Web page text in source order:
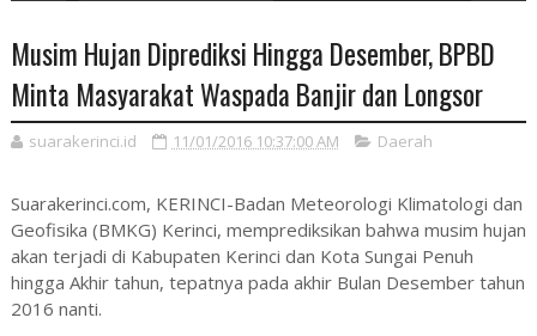
Musim Hujan Diprediksi Hingga Desember, BPBD
Minta Masyarakat Waspada Banjir dan Longsor
suarakerinci.id 11/01/2016 10:37:00 AM Daerah
Suarakerinci.com, KERINCI-Badan Meteorologi Klimatologi dan
Geofisika (BMKG) Kerinci, memprediksikan bahwa musim hujan
akan terjadi di Kabupaten Kerinci dan Kota Sungai Penuh
hingga Akhir tahun, tepatnya pada akhir Bulan Desember tahun
2016 nanti.